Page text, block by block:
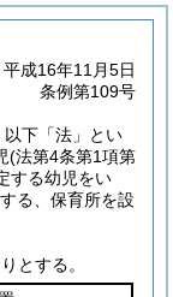
平成16年11月5日
条例第109号
下「法」とい
(法第4条第1項第
する幼児をい
る、保育所を設
とする。